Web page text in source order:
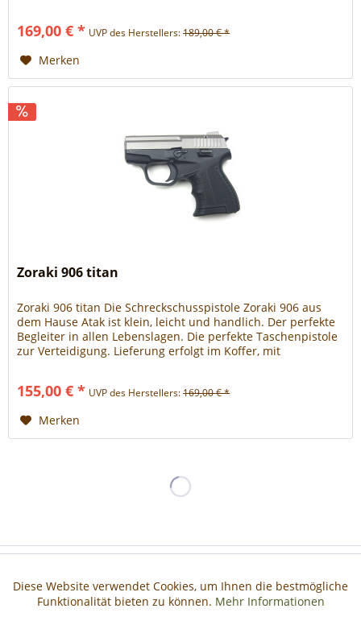
diese Waffe aus. (Lieferung inkl. Leuchtkugel -
169,00 € * UVP des Herstellers:189,00 € *
Merken
Zoraki 906 titan
Zoraki 906 titan Die Schreckschusspistole Zoraki 906 aus
dem Hause Atak ist klein, leicht und handlich. Der perfekte
Begleiter in allen Lebenslagen. Die perfekte Taschenpistole
zur Verteidigung. Lieferung erfolgt im Koffer, mit
stahlverstärkte Funktionsteile - unkompliziert zerlegbar....
155,00 € * UVP des Herstellers:169,00 € *
Merken
Informationen
Funktionale Aktiv
Diese Website verwendet Cookies, um Ihnen die bestmögliche
Funktionalität bieten zu können. Mehr Informationen